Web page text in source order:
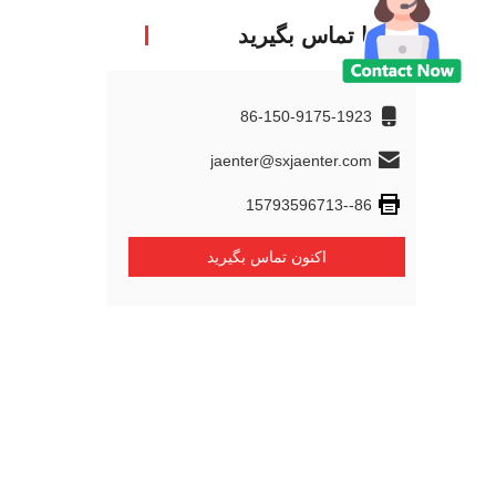
با ما تماس بگیرید
86-150-9175-1923
jaenter@sxjaenter.com
86--15793596713
اکنون تماس بگیرید